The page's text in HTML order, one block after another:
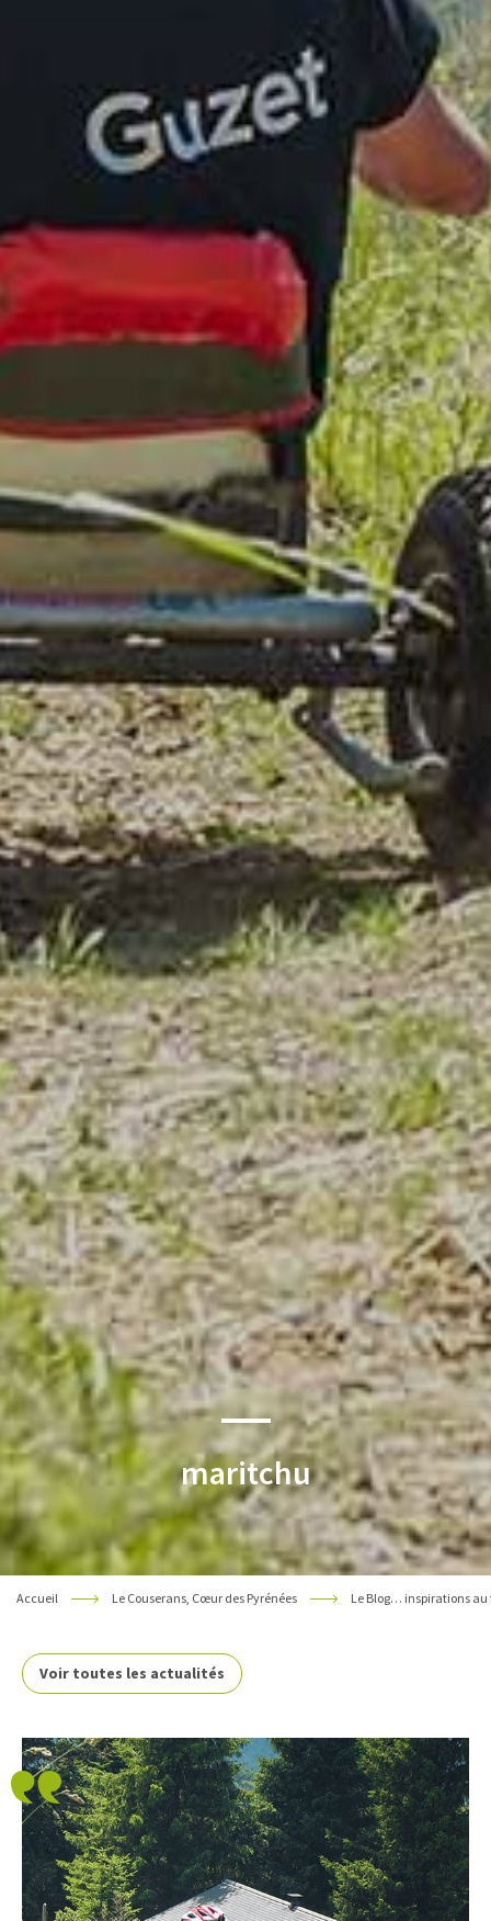
maritchu
Accueil Le Couserans, Cœur des Pyrénées Le Blog… inspirations au
Voir toutes les actualités